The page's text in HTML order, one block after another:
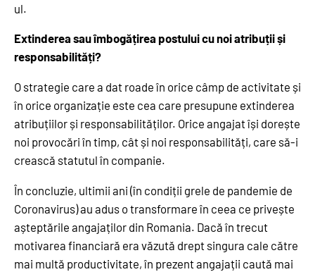
ul.
Extinderea sau îmbogățirea postului cu noi atribuții și
responsabilități?
O strategie care a dat roade în orice câmp de activitate și
în orice organizație este cea care presupune extinderea
atribuțiilor și responsabilităților. Orice angajat își dorește
noi provocări în timp, cât și noi responsabilități, care să-i
crească statutul în companie.
În concluzie, ultimii ani (în condiții grele de pandemie de
Coronavirus) au adus o transformare în ceea ce privește
așteptările angajaților din Romania. Dacă în trecut
motivarea financiară era văzută drept singura cale către
mai multă productivitate, în prezent angajații caută mai